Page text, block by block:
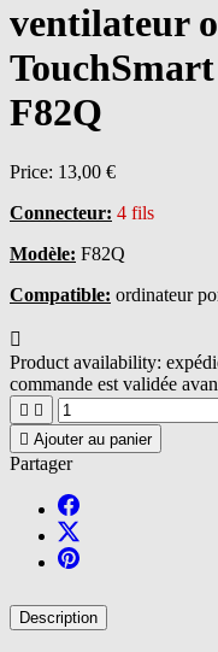
ventilateur
TouchSmart
F82Q
Price: 13,00 €
Connecteur: 4 fils
Modèle: F82Q
Compatible: ordinateur

Product availability:
commande est validée
 
 Ajouter au panier
Partager
Description